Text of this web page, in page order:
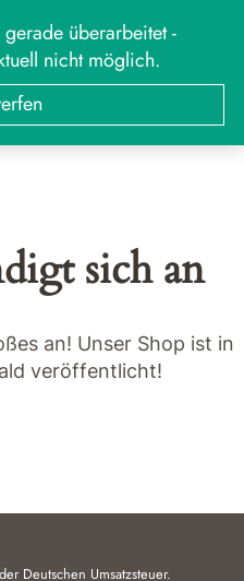
überarbeitet -
nicht möglich.
MARKT
sich an
an! Unser Shop ist in
veröffentlicht!
Deutschen Umsatzsteuer.